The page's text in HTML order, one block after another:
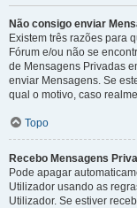
Não consigo enviar
Existem três razões para
Fórum e/ou não se
de Mensagens Privadas
enviar Mensagens. Se
qual o motivo, caso
Topo
Recebo Mensagens
Pode apagar
Utilizador usando as
Utilizador. Se estiver